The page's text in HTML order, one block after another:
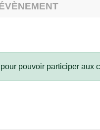
pour pouvoir participer aux